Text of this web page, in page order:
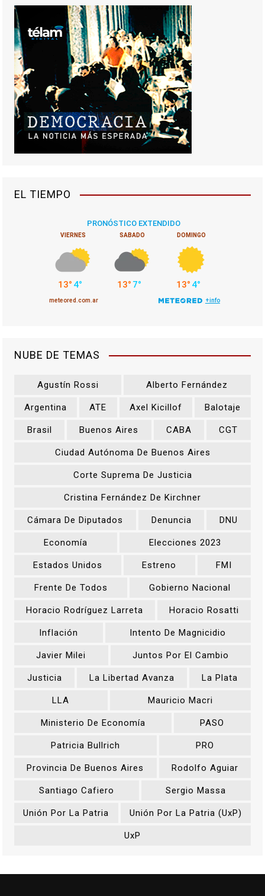
EL TIEMPO
NUBE DE TEMAS
Agustín Rossi Alberto Fernández
Argentina ATE Axel Kicillof Balotaje
Brasil Buenos Aires CABA CGT
Ciudad Autónoma De Buenos Aires
Corte Suprema De Justicia
Cristina Fernández De Kirchner
Cámara De Diputados Denuncia DNU
Economía Elecciones 2023
Estados Unidos Estreno FMI
Frente De Todos Gobierno Nacional
Horacio Rodríguez Larreta Horacio Rosatti
Inflación Intento De Magnicidio
Javier Milei Juntos Por El Cambio
Justicia La Libertad Avanza La Plata
LLA Mauricio Macri
Ministerio De Economía PASO
Patricia Bullrich PRO
Provincia De Buenos Aires Rodolfo Aguiar
Santiago Cafiero Sergio Massa
Unión Por La Patria Unión Por La Patria (UxP)
UxP